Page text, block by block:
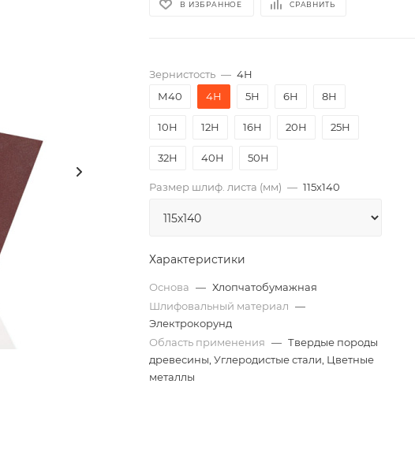
В ИЗБРАННОЕ СРАВНИТЬ
Зернистость — 4Н
М40
4Н 5Н 6Н 8Н
10Н 12Н 16Н 20Н 25Н
32Н 40Н 50Н
Размер шлиф. листа (мм) — 115х140
Характеристики
Основа — Хлопчатобумажная
Шлифовальный материал —
Электрокорунд
Область применения — Твердые породы
древесины, Углеродистые стали, Цветные
металлы